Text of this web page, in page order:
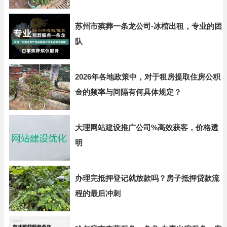
苏州市殡葬一条龙公司-冰棺出租，专业的团
队
2026年各地政策中，对于租房提取住房公积
金的频率与间隔有何具体规定？
大理网站建设推广公司%高效获客，价格透
明
办理完抵押登记就放款吗？房子抵押贷款流
程的最后冲刺